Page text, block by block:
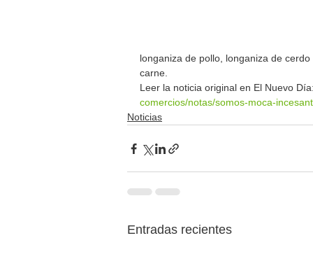
longaniza de pollo, longaniza de
carne.
Leer la noticia original en El Nuevo
comercios/notas/somos-moca-
Noticias
Entradas recientes